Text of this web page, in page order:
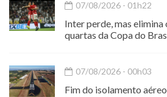
07/08/2026 - 01h22
Inter perde, mas elimina
quartas da Copa do
07/08/2026 - 00h03
Fim do isolamento